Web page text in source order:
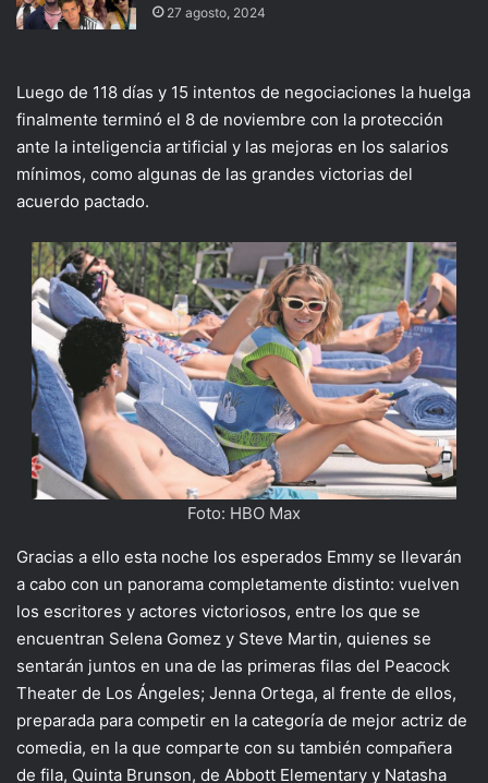
27 agosto, 2024
Luego de 118 días y 15 intentos de negociaciones la huelga
finalmente terminó el 8 de noviembre con la protección
ante la inteligencia artificial y las mejoras en los salarios
mínimos, como algunas de las grandes victorias del
acuerdo pactado.
Foto: HBO Max
Gracias a ello esta noche los esperados Emmy se llevarán
a cabo con un panorama completamente distinto: vuelven
los escritores y actores victoriosos, entre los que se
encuentran Selena Gomez y Steve Martin, quienes se
sentarán juntos en una de las primeras filas del Peacock
Theater de Los Ángeles; Jenna Ortega, al frente de ellos,
preparada para competir en la categoría de mejor actriz de
comedia, en la que comparte con su también compañera
de fila, Quinta Brunson, de Abbott Elementary y Natasha